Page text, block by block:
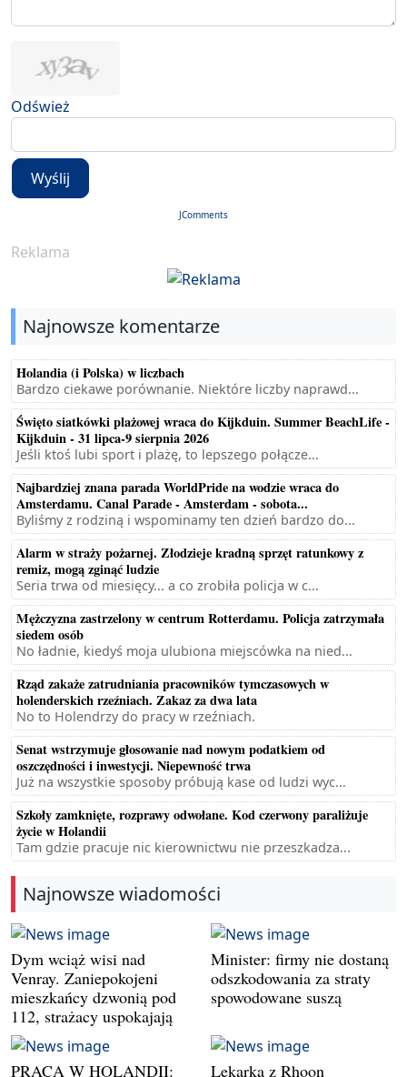
Odśwież
Wyślij
JComments
Reklama
Najnowsze komentarze
Holandia (i Polska) w liczbach
Bardzo ciekawe porównanie. Niektóre liczby naprawd...
Święto siatkówki plażowej wraca do Kijkduin. Summer BeachLife -
Kijkduin - 31 lipca-9 sierpnia 2026
Jeśli ktoś lubi sport i plażę, to lepszego połącze...
Najbardziej znana parada WorldPride na wodzie wraca do
Amsterdamu. Canal Parade - Amsterdam - sobota...
Byliśmy z rodziną i wspominamy ten dzień bardzo do...
Alarm w straży pożarnej. Złodzieje kradną sprzęt ratunkowy z
remiz, mogą zginąć ludzie
Seria trwa od miesięcy... a co zrobiła policja w c...
Mężczyzna zastrzelony w centrum Rotterdamu. Policja zatrzymała
siedem osób
No ładnie, kiedyś moja ulubiona miejscówka na nied...
Rząd zakaże zatrudniania pracowników tymczasowych w
holenderskich rzeźniach. Zakaz za dwa lata
No to Holendrzy do pracy w rzeźniach.
Senat wstrzymuje głosowanie nad nowym podatkiem od
oszczędności i inwestycji. Niepewność trwa
Już na wszystkie sposoby próbują kase od ludzi wyc...
Szkoły zamknięte, rozprawy odwołane. Kod czerwony paraliżuje
życie w Holandii
Tam gdzie pracuje nic kierownictwu nie przeszkadza...
Najnowsze wiadomości
Dym wciąż wisi nad
Venray. Zaniepokojeni
mieszkańcy dzwonią pod
112, strażacy uspokajają
Minister: firmy nie dostaną
odszkodowania za straty
spowodowane suszą
PRACA W HOLANDII:
Lekarka z Rhoon